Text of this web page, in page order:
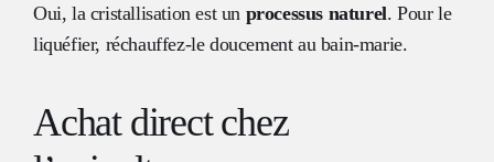
Oui, la cristallisation est un processus naturel. Pour le
liquéfier, réchauffez-le doucement au bain-marie.
Achat direct chez